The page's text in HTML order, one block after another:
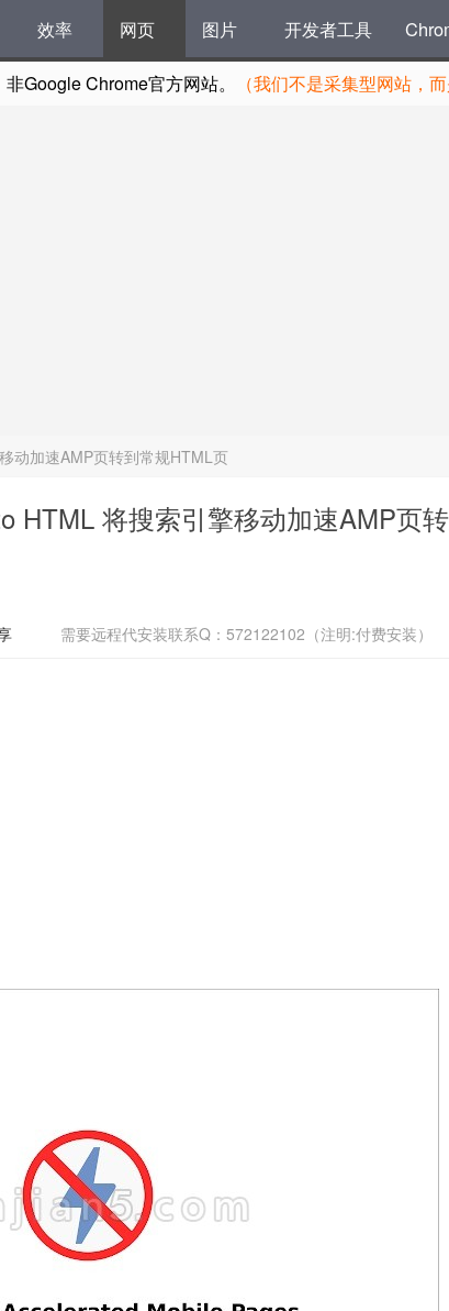
效率 网页 图片 开发者工具
Google Chrome官方网站。 （我们不是采集型网站，
动加速AMP页转到常规HTML页
HTML 将搜索引擎移动加速AMP页
需要远程代安装联系Q：572122102（注明:付费安装）